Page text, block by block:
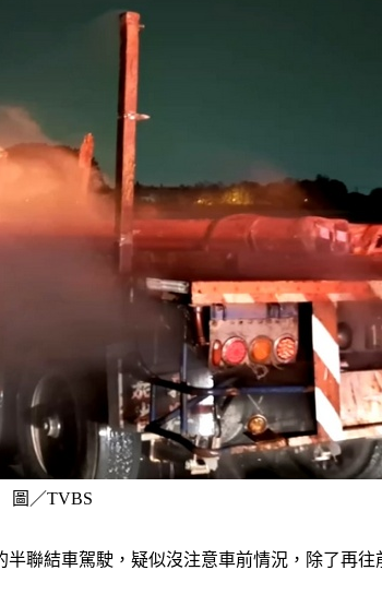
圖／TVBS
聯結車駕駛，疑似沒注意車前情況，除了再